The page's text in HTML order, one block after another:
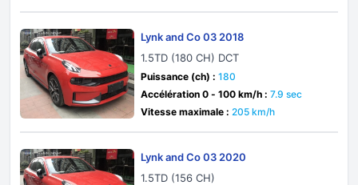
Lynk and Co 03 2018
1.5TD (180 CH) DCT
Puissance (ch) : 180
Accélération 0 - 100 km/h : 7.9 sec
Vitesse maximale : 205 km/h
Lynk and Co 03 2020
1.5TD (156 CH)